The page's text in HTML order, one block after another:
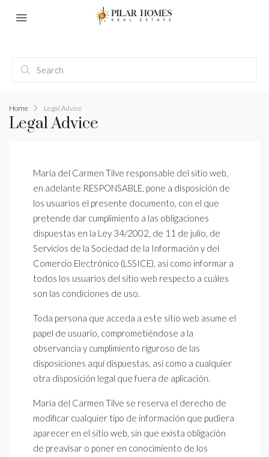
Home Legal Advice
Legal Advice
Maria del Carmen Tilve responsable del sitio web,
en adelante RESPONSABLE, pone a disposición de
los usuarios el presente documento, con el que
pretende dar cumplimiento a las obligaciones
dispuestas en la Ley 34/2002, de 11 de julio, de
Servicios de la Sociedad de la Información y del
Comercio Electrónico (LSSICE), así como informar a
todos los usuarios del sitio web respecto a cuáles
son las condiciones de uso.
Toda persona que acceda a este sitio web asume el
papel de usuario, comprometiéndose a la
observancia y cumplimiento riguroso de las
disposiciones aquí dispuestas, así como a cualquier
otra disposición legal que fuera de aplicación.
Maria del Carmen Tilve se reserva el derecho de
modificar cualquier tipo de información que pudiera
aparecer en el sitio web, sin que exista obligación
de preavisar o poner en conocimiento de los